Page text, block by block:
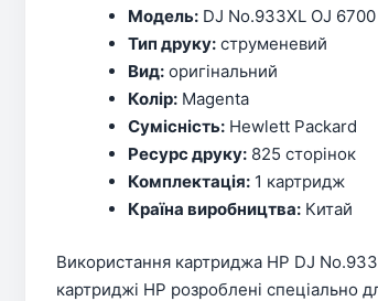
Модель: DJ No.933XL OJ
Тип друку: струменевий
Вид: оригінальний
Колір: Magenta
Сумісність: Hewlett Packard
Ресурс друку: 825 сторінок
Комплектація: 1 картридж
Країна виробництва: Китай
Використання картриджа HP DJ
картриджі HP розроблені спеціально